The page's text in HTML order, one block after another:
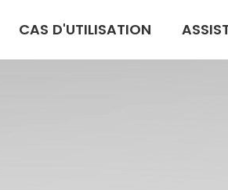
CAS D'UTILISATION